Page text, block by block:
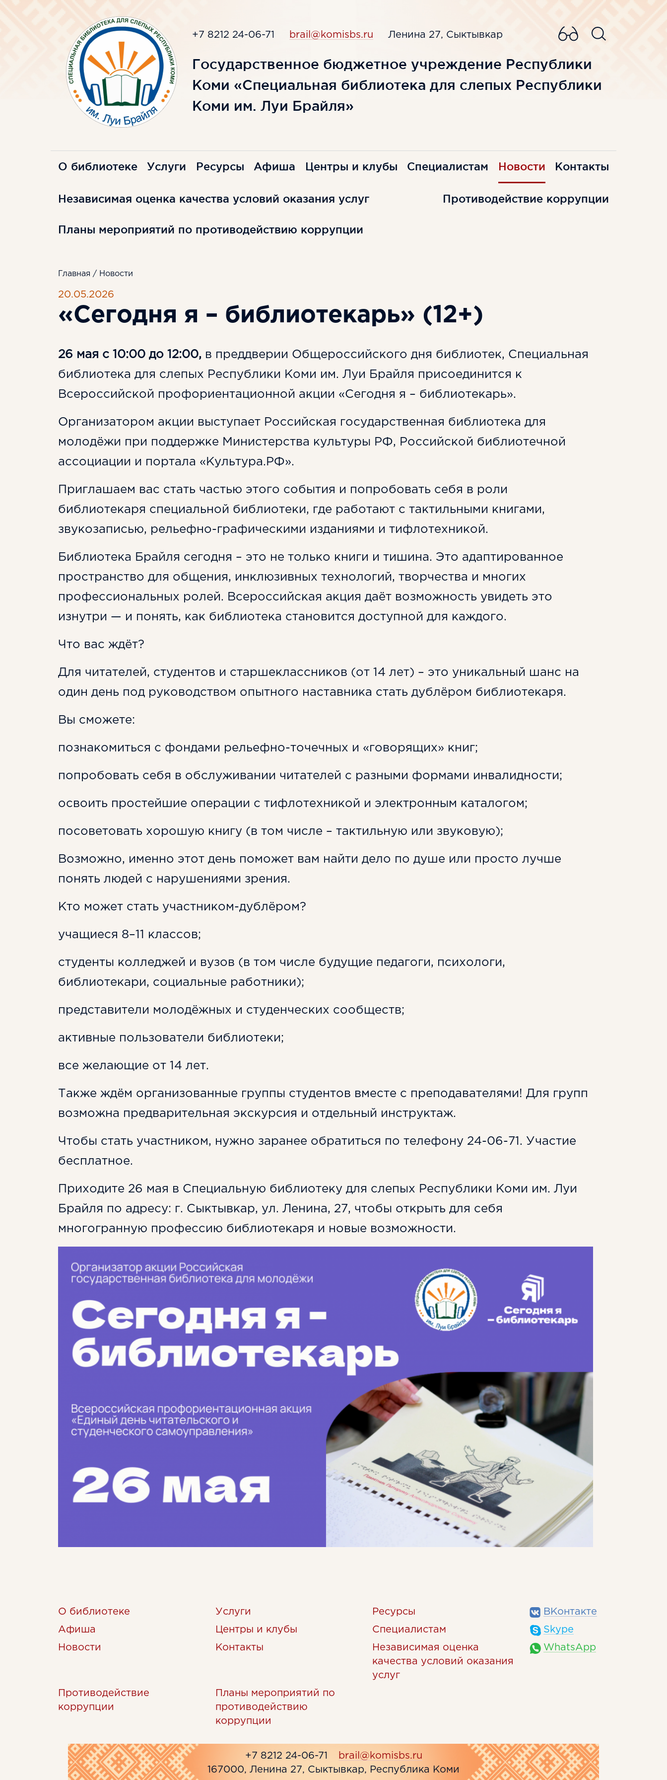
+7 8212 24-06-71 brail@komisbs.ru Ленина 27, Сыктывкар
Государственное бюджетное учреждение Республики
Коми «Специальная библиотека для слепых Республики
Коми им. Луи Брайля»
О библиотеке Услуги Ресурсы Афиша Центры и клубы Специалистам Новости Контакты
Независимая оценка качества условий оказания услуг Противодействие коррупции
Планы мероприятий по противодействию коррупции
Главная / Новости
20.05.2026
«Сегодня я – библиотекарь» (12+)
26 мая с 10:00 до 12:00, в преддверии Общероссийского дня библиотек, Специальная
библиотека для слепых Республики Коми им. Луи Брайля присоединится к
Всероссийской профориентационной акции «Сегодня я – библиотекарь».
Организатором акции выступает Российская государственная библиотека для
молодёжи при поддержке Министерства культуры РФ, Российской библиотечной
ассоциации и портала «Культура.РФ».
Приглашаем вас стать частью этого события и попробовать себя в роли
библиотекаря специальной библиотеки, где работают с тактильными книгами,
звукозаписью, рельефно-графическими изданиями и тифлотехникой.
Библиотека Брайля сегодня – это не только книги и тишина. Это адаптированное
пространство для общения, инклюзивных технологий, творчества и многих
профессиональных ролей. Всероссийская акция даёт возможность увидеть это
изнутри — и понять, как библиотека становится доступной для каждого.
Что вас ждёт?
Для читателей, студентов и старшеклассников (от 14 лет) – это уникальный шанс на
один день под руководством опытного наставника стать дублёром библиотекаря.
Вы сможете:
познакомиться с фондами рельефно-точечных и «говорящих» книг;
попробовать себя в обслуживании читателей с разными формами инвалидности;
освоить простейшие операции с тифлотехникой и электронным каталогом;
посоветовать хорошую книгу (в том числе – тактильную или звуковую);
Возможно, именно этот день поможет вам найти дело по душе или просто лучше
понять людей с нарушениями зрения.
Кто может стать участником-дублёром?
учащиеся 8–11 классов;
студенты колледжей и вузов (в том числе будущие педагоги, психологи,
библиотекари, социальные работники);
представители молодёжных и студенческих сообществ;
активные пользователи библиотеки;
все желающие от 14 лет.
Также ждём организованные группы студентов вместе с преподавателями! Для групп
возможна предварительная экскурсия и отдельный инструктаж.
Чтобы стать участником, нужно заранее обратиться по телефону 24-06-71. Участие
бесплатное.
Приходите 26 мая в Специальную библиотеку для слепых Республики Коми им. Луи
Брайля по адресу: г. Сыктывкар, ул. Ленина, 27, чтобы открыть для себя
многогранную профессию библиотекаря и новые возможности.
О библиотеке Услуги
Ресурсы
Афиша
Центры и клубы
Специалистам
Новости
Контакты
Независимая оценка
качества условий оказания
услуг
Противодействие
коррупции
Планы мероприятий по
противодействию
коррупции
ВКонтакте
Skype
WhatsApp
+7 8212 24-06-71
brail@komisbs.ru
167000, Ленина 27, Сыктывкар, Республика Коми